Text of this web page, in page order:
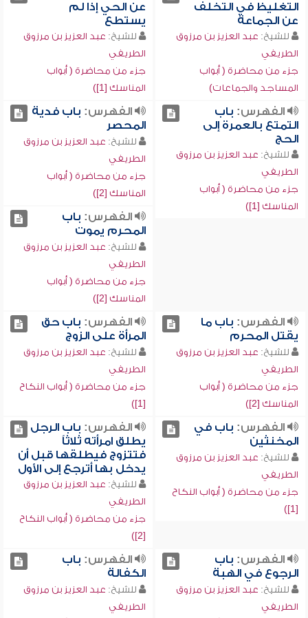
التغليظ في التخلف
عن الجماعة
للشيخ: عبد العزيز بن مرزوق
الطريفي
جزء من محاضرة ( أبواب
المساجد والجماعات)
عن الحي إذا لم
يستطع
للشيخ: عبد العزيز بن مرزوق
الطريفي
جزء من محاضرة ( أبواب
المناسك [1])
الفهرس: باب
التمتع بالعمرة إلى
الحج
للشيخ: عبد العزيز بن مرزوق
الطريفي
جزء من محاضرة ( أبواب
المناسك [1])
الفهرس: باب فدية
المحصر
للشيخ: عبد العزيز بن مرزوق
الطريفي
جزء من محاضرة ( أبواب
المناسك [2])
الفهرس: باب
المحرم يموت
للشيخ: عبد العزيز بن مرزوق
الطريفي
جزء من محاضرة ( أبواب
المناسك [2])
الفهرس: باب ما
يقتل المحرم
للشيخ: عبد العزيز بن مرزوق
الطريفي
جزء من محاضرة ( أبواب
المناسك [2])
الفهرس: باب حق
المرأة على الزوج
للشيخ: عبد العزيز بن مرزوق
الطريفي
جزء من محاضرة ( أبواب النكاح
[1])
الفهرس: باب في
المخنثين
للشيخ: عبد العزيز بن مرزوق
الطريفي
جزء من محاضرة ( أبواب النكاح
[1])
الفهرس: باب الرجل
يطلق امرأته ثلاثاً
فتتزوج فيطلقها قبل أن
يدخل بها أترجع إلى الأول
للشيخ: عبد العزيز بن مرزوق
الطريفي
جزء من محاضرة ( أبواب النكاح
[2])
الفهرس: باب
الرجوع في الهبة
للشيخ: عبد العزيز بن مرزوق
الطريفي
الفهرس: باب
الكفالة
للشيخ: عبد العزيز بن مرزوق
الطريفي